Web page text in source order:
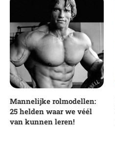
Mannelijke rolmodellen:
25 helden waar we véél
van kunnen leren!